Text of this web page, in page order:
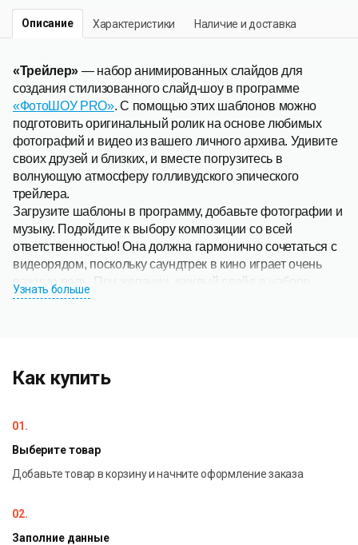
Описание Характеристики Наличие и доставка
«Трейлер» — набор анимированных слайдов для
создания стилизованного слайд-шоу в программе
«ФотоШОУ PRO». С помощью этих шаблонов можно
подготовить оригинальный ролик на основе любимых
фотографий и видео из вашего личного архива. Удивите
своих друзей и близких, и вместе погрузитесь в
волнующую атмосферу голливудского эпического
трейлера.
Загрузите шаблоны в программу, добавьте фотографии и
музыку. Подойдите к выбору композиции со всей
ответственностью! Она должна гармонично сочетаться с
видеорядом, поскольку саундтрек в кино играет очень
важную роль. При желании, каждый слайд в наборе
можно отредактировать: используйте новые слои,
Узнать больше
Как купить
01.
Выберите товар
Добавьте товар в корзину и начните оформление заказа
02.
Заполние данные